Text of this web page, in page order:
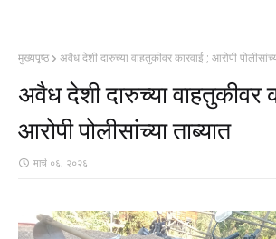
मुख्यपृष्ठ अवैध देशी दारुच्या वाहतुकीवर कारवाई ; आरोपी
अवैध देशी दारुच्या वाहतुकीवर
आरोपी पोलीसांच्या ताब्यात
मार्च ०६, २०२६